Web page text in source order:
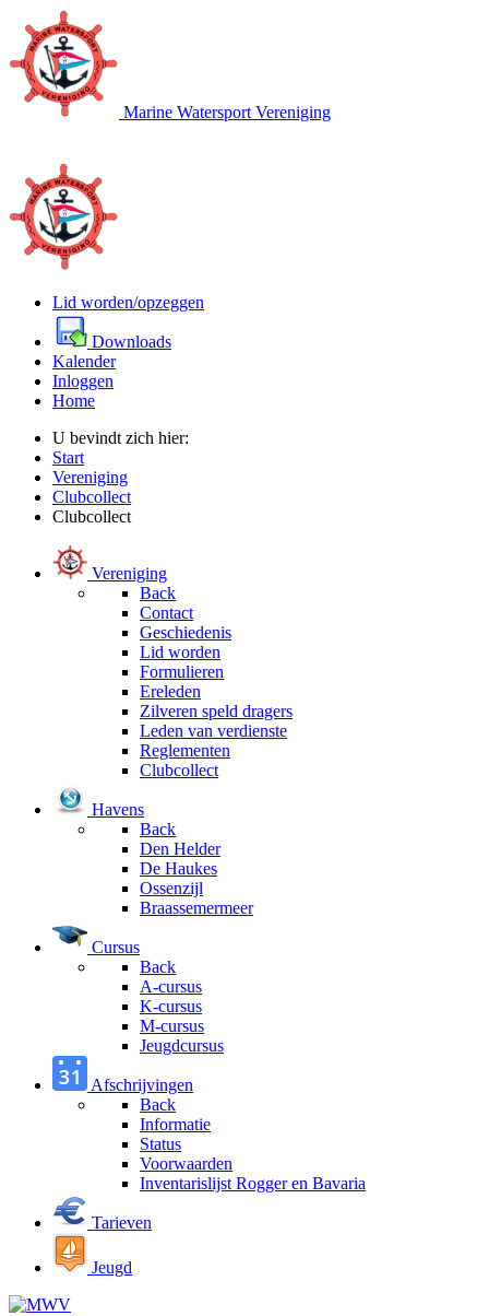
Marine Watersport Vereniging
Lid worden/opzeggen
Downloads
Kalender
Inloggen
Home
U bevindt zich hier:
Start
Vereniging
Clubcollect
Clubcollect
Vereniging
Back
Contact
Geschiedenis
Lid worden
Formulieren
Ereleden
Zilveren speld dragers
Leden van verdienste
Reglementen
Clubcollect
Havens
Back
Den Helder
De Haukes
Ossenzijl
Braassemermeer
Cursus
Back
A-cursus
K-cursus
M-cursus
Jeugdcursus
Afschrijvingen
Back
Informatie
Status
Voorwaarden
Inventarislijst Rogger en Bavaria
Tarieven
Jeugd